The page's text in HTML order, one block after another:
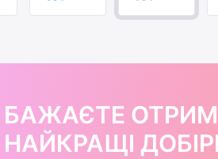
БАЖАЄТЕ
НАЙКРАЩІ